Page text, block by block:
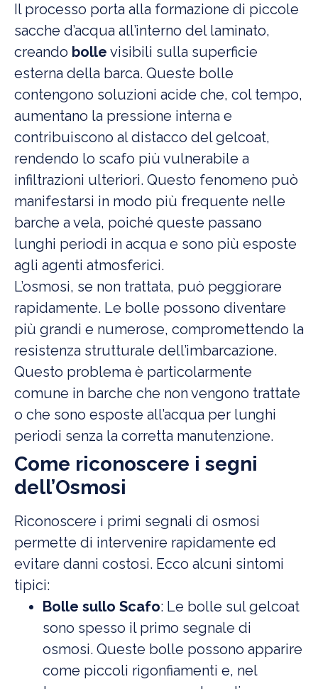
Il processo porta alla formazione di piccole
sacche d’acqua all’interno del laminato,
creando bolle visibili sulla superficie
esterna della barca. Queste bolle
contengono soluzioni acide che, col tempo,
aumentano la pressione interna e
contribuiscono al distacco del gelcoat,
rendendo lo scafo più vulnerabile a
infiltrazioni ulteriori. Questo fenomeno può
manifestarsi in modo più frequente nelle
barche a vela, poiché queste passano
lunghi periodi in acqua e sono più esposte
agli agenti atmosferici.
L’osmosi, se non trattata, può peggiorare
rapidamente. Le bolle possono diventare
più grandi e numerose, compromettendo la
resistenza strutturale dell’imbarcazione.
Questo problema è particolarmente
comune in barche che non vengono trattate
o che sono esposte all’acqua per lunghi
periodi senza la corretta manutenzione.
Come riconoscere i segni
dell’Osmosi
Riconoscere i primi segnali di osmosi
permette di intervenire rapidamente ed
evitare danni costosi. Ecco alcuni sintomi
tipici:
Bolle sullo Scafo: Le bolle sul gelcoat
sono spesso il primo segnale di
osmosi. Queste bolle possono apparire
come piccoli rigonfiamenti e, nel